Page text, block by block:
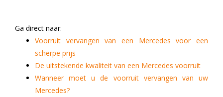
Ga direct naar:
Voorruit vervangen van een Mercedes voor een
scherpe prijs
De uitstekende kwaliteit van een Mercedes voorruit
Wanneer moet u de voorruit vervangen van uw
Mercedes?